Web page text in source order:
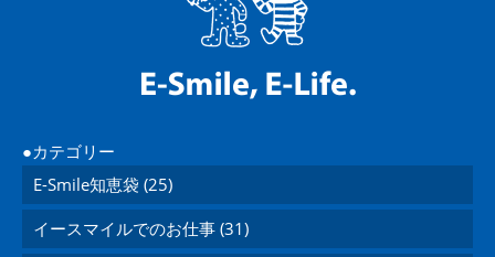
カテゴリー
E-Smile知恵袋 (25)
イースマイルでのお仕事 (31)